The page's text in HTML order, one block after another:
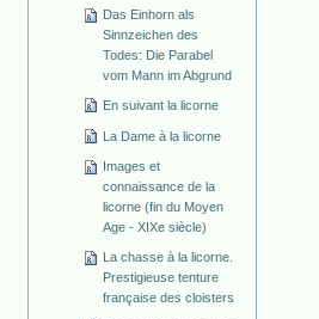
Das Einhorn als
Sinnzeichen des
Todes: Die Parabel
vom Mann im Abgrund
En suivant la licorne
La Dame à la licorne
Images et
connaissance de la
licorne (fin du Moyen
Age - XIXe siècle)
La chasse à la licorne.
Prestigieuse tenture
française des cloisters